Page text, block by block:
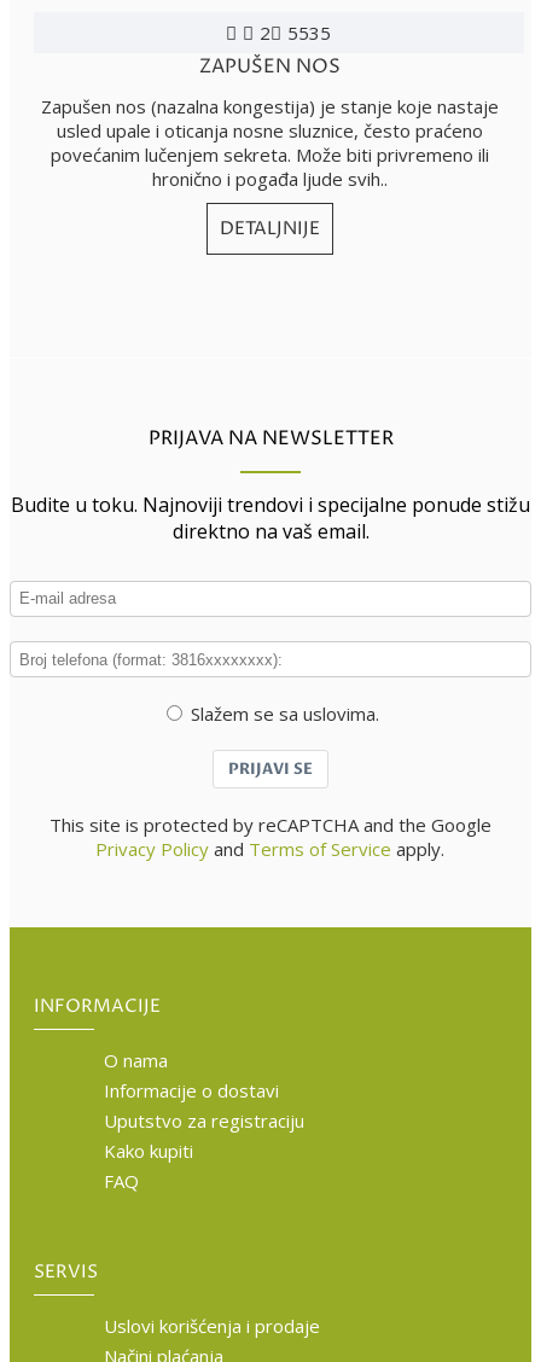
2 5535
ZAPUŠEN NOS
Zapušen nos (nazalna kongestija) je stanje koje nastaje
usled upale i oticanja nosne sluznice, često praćeno
povećanim lučenjem sekreta. Može biti privremeno ili
hronično i pogađa ljude svih..
DETALJNIJE
PRIJAVA NA NEWSLETTER
Budite u toku. Najnoviji trendovi i specijalne ponude stižu
direktno na vaš email.
Slažem se sa uslovima.
PRIJAVI SE
This site is protected by reCAPTCHA and the Google
Privacy Policy and Terms of Service apply.
INFORMACIJE
O nama
Informacije o dostavi
Uputstvo za registraciju
Kako kupiti
FAQ
SERVIS
Uslovi korišćenja i prodaje
Načini plaćanja